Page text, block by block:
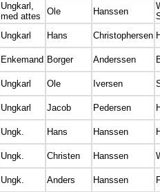
Ungkarl,
med attes
Ole Hanssen
Ungkarl Hans Christophersen
Enkemand Borger Anderssen
Ungkarl Ole Iversen
Ungkarl Jacob Pedersen
Ungk. Hans Hanssen
Ungk. Christen Hanssen
Ungk. Anders Hanssen